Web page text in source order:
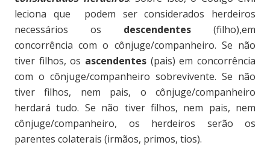
leciona que podem ser considerados herdeiros
necessários os descendentes (filho),em
concorrência com o cônjuge/companheiro. Se não
tiver filhos, os ascendentes (pais) em concorrência
com o cônjuge/companheiro sobrevivente. Se não
tiver filhos, nem pais, o cônjuge/companheiro
herdará tudo. Se não tiver filhos, nem pais, nem
cônjuge/companheiro, os herdeiros serão os
parentes colaterais (irmãos, primos, tios).